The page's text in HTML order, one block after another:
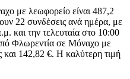
με λεωφορείο είναι 487,2
22 συνδέσεις ανά ημέρα, με
και την τελευταία στο 10:00
Φλωρεντία σε Μόναχο με
και 142,82 €. Η καλύτερη τιμή